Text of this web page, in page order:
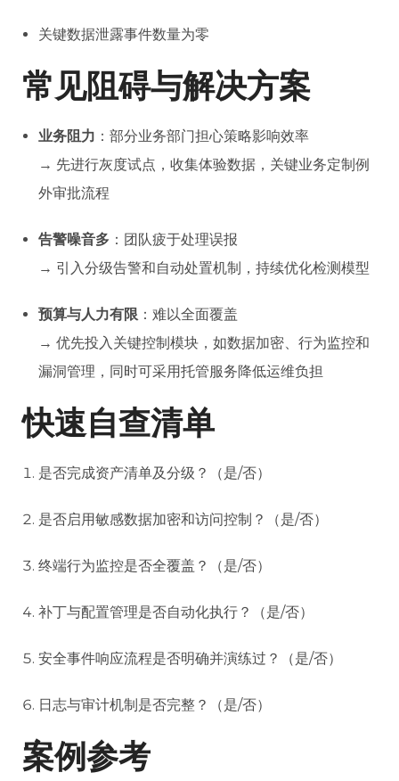
关键数据泄露事件数量为零
常见阻碍与解决方案
业务阻力 ：部分业务部门担心策略影响效率
→ 先进行灰度试点，收集体验数据，关键业务定制例
外审批流程
告警噪音多 ：团队疲于处理误报
→ 引入分级告警和自动处置机制，持续优化检测模型
预算与人力有限 ：难以全面覆盖
→ 优先投入关键控制模块，如数据加密、行为监控和
漏洞管理，同时可采用托管服务降低运维负担
快速自查清单
是否完成资产清单及分级？（是/否）
是否启用敏感数据加密和访问控制？（是/否）
终端行为监控是否全覆盖？（是/否）
补丁与配置管理是否自动化执行？（是/否）
安全事件响应流程是否明确并演练过？（是/否）
日志与审计机制是否完整？（是/否）
案例参考